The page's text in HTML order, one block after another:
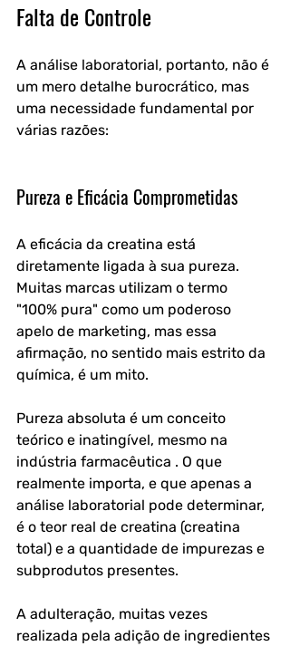
Falta de Controle
A análise laboratorial, portanto, não é
um mero detalhe burocrático, mas
uma necessidade fundamental por
várias razões:
Pureza e Eficácia Comprometidas
A eficácia da creatina está
diretamente ligada à sua pureza.
Muitas marcas utilizam o termo
"100% pura" como um poderoso
apelo de marketing, mas essa
afirmação, no sentido mais estrito da
química, é um mito.
Pureza absoluta é um conceito
teórico e inatingível, mesmo na
indústria farmacêutica . O que
realmente importa, e que apenas a
análise laboratorial pode determinar,
é o teor real de creatina (creatina
total) e a quantidade de impurezas e
subprodutos presentes.
A adulteração, muitas vezes
realizada pela adição de ingredientes